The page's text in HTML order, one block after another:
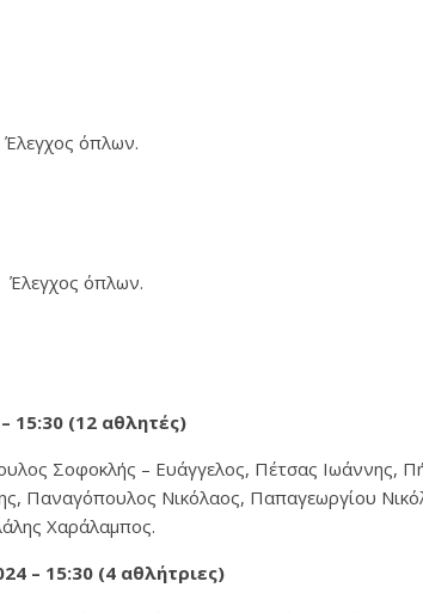
όπλων.
Έλεγχος όπλων.
(12 αθλητές)
Σοφοκλής – Ευάγγελος, Πέτσας Ιωάννης,
Παναγόπουλος Νικόλαος, Παπαγεωργίου
Χαράλαμπος.
– 15:30 (4 αθλήτριες)